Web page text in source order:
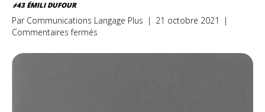
#43 ÉMILI DUFOUR
Par Communications Langage Plus | 21 octobre 2021
|
Commentaires fermés
Émili